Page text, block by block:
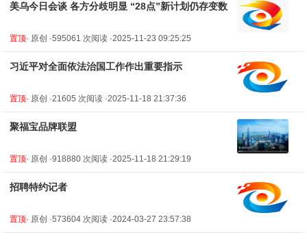
美乌今日会谈 各方分歧明显 “28点”新计划仍存变数
置顶· 原创 ·595061 次阅读 ·2025-11-23 09:25:25
习近平对全面依法治国工作作出重要指示
置顶· 原创 ·21605 次阅读 ·2025-11-18 21:37:36
聚福宝品牌联盟
置顶· 原创 ·918880 次阅读 ·2025-11-18 21:29:19
招聘特约记者
置顶· 原创 ·573604 次阅读 ·2024-03-27 23:57:38